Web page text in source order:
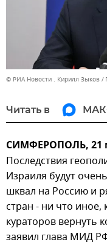
© РИА Новости . Кирилл Зыков
Читать в
СИМФЕРОПОЛЬ, 21
Последствия
Израиля будут
шквал на Россию и
стран - ни что иное,
кураторов вернуть
заявил глава МИД